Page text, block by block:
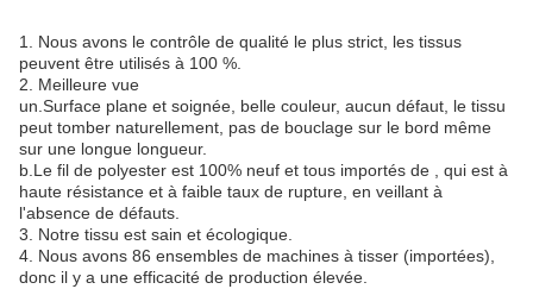
1. Nous avons le contrôle de qualité le plus strict, les tissus
peuvent être utilisés à 100 %.
2. Meilleure vue
un.Surface plane et soignée, belle couleur, aucun défaut, le tissu
peut tomber naturellement, pas de bouclage sur le bord même
sur une longue longueur.
b.Le fil de polyester est 100% neuf et tous importés de , qui est à
haute résistance et à faible taux de rupture, en veillant à
l'absence de défauts.
3. Notre tissu est sain et écologique.
4. Nous avons 86 ensembles de machines à tisser (importées),
donc il y a une efficacité de production élevée.